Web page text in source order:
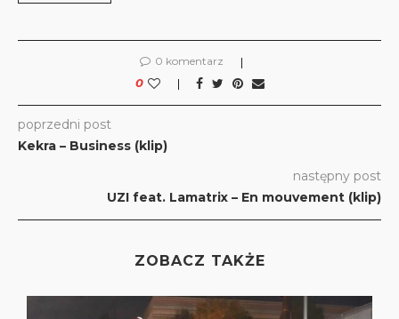
0 komentarz
0
poprzedni post
Kekra – Business (klip)
następny post
UZI feat. Lamatrix – En mouvement (klip)
ZOBACZ TAKŻE